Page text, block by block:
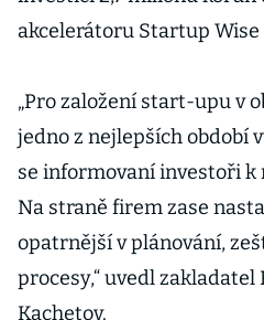
akcelerátoru Startup Wise
„Pro založení start-upu v
jedno z nejlepších období
se informovaní investoři
Na straně firem zase
opatrnější v plánování,
procesy,“ uvedl
Kachetov.